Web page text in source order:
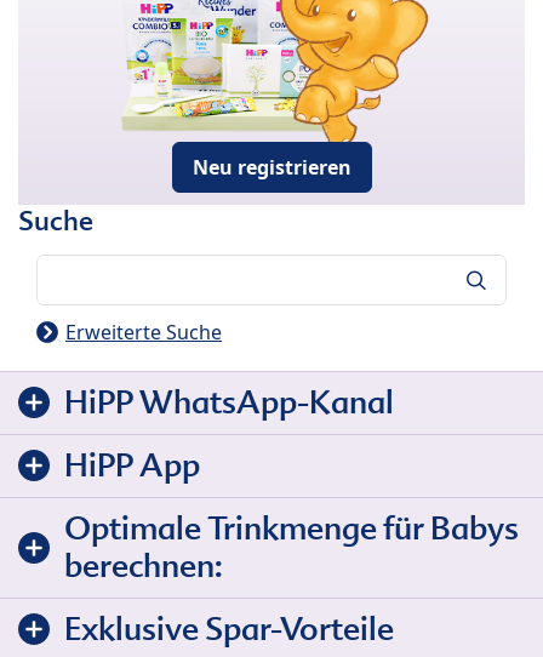
Neu registrieren
Suche
Erweiterte Suche
HiPP WhatsApp-Kanal
HiPP App
Optimale Trinkmenge für Babys
berechnen:
Exklusive Spar-Vorteile